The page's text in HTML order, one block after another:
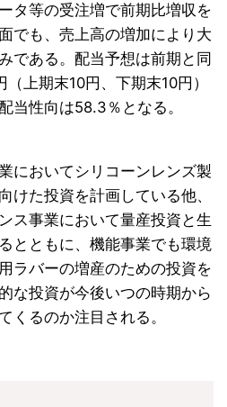
タ等の受注増で前期比増収を
でも、売上高の増加により大
である。配当予想は前期と同
上期末10円、下期末10円）
当性向は58.3％となる。
においてシリコーンレンズ製
けた投資を計画している他、
ス事業において量産投資と生
とともに、機能事業でも環境
ラバーの増産のための投資を
な投資が今後いつの時期から
くるのか注目される。